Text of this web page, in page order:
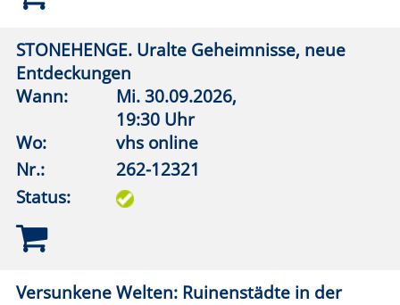
Nr.:
Kohlendioxid als Rohstoff: Wie schließen wir
den Kreislauf?
Wann:
13.10.2026,
19:30 Uhr
Wo:
vhs online
262-12702
Status: